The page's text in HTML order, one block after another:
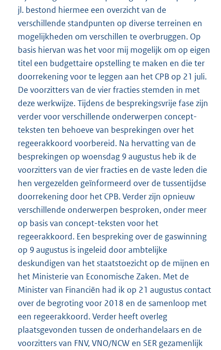
jl. bestond hiermee een overzicht van de
verschillende standpunten op diverse terreinen en
mogelijkheden om verschillen te overbruggen. Op
basis hiervan was het voor mij mogelijk om op eigen
titel een budgettaire opstelling te maken en die ter
doorrekening voor te leggen aan het CPB op 21 juli.
De voorzitters van de vier fracties stemden in met
deze werkwijze. Tijdens de besprekingsvrije fase zijn
verder voor verschillende onderwerpen concept-
teksten ten behoeve van besprekingen over het
regeerakkoord voorbereid. Na hervatting van de
besprekingen op woensdag 9 augustus heb ik de
voorzitters van de vier fracties en de vaste leden die
hen vergezelden geïnformeerd over de tussentijdse
doorrekening door het CPB. Verder zijn opnieuw
verschillende onderwerpen besproken, onder meer
op basis van concept-teksten voor het
regeerakkoord. Een bespreking over de gaswinning
op 9 augustus is ingeleid door ambtelijke
deskundigen van het staatstoezicht op de mijnen en
het Ministerie van Economische Zaken. Met de
Minister van Financiën had ik op 21 augustus contact
over de begroting voor 2018 en de samenloop met
een regeerakkoord. Verder heeft overleg
plaatsgevonden tussen de onderhandelaars en de
voorzitters van FNV, VNO/NCW en SER gezamenlijk